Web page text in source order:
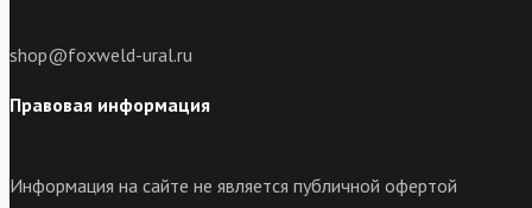
shop@foxweld-ural.ru
Правовая информация
Информация на сайте не является публичной офертой